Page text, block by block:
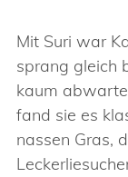
Mit Suri war
sprang gleich
kaum
fand sie es
nassen Gras,